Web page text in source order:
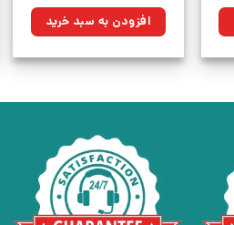
۳۴۳,۵۲۵تومان. ۴۴۵,۰۰۰تومان
بود.
۳۳۵,۹۷۵تومان. افزودن به سبد خرید